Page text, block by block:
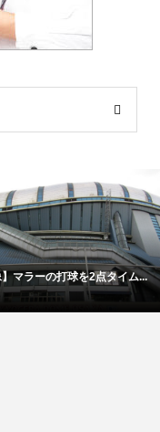
追悼…「血に染まったタオル